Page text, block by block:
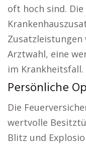
oft hoch sind. Die
Zusatzleistungen
Arztwahl, eine
im Krankheitsfall.
Persönliche
Die
wertvolle
Blitz und